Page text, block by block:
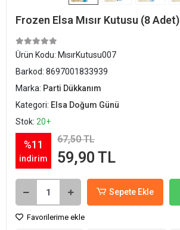
Frozen Elsa Mısır Kutusu (8 Adet)
Ürün Kodu: MısırKutusu007
Barkod: 8697001833939
Marka: Parti Dükkanım
Kategori: Elsa Doğum Günü
Stok: 20+
%11
indirim
67,50 TL
59,90 TL
Sepete Ekle
Favorilerime ekle